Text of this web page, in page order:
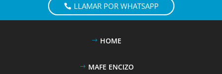
LLAMAR POR WHATSAPP
HOME
MAFE ENCIZO